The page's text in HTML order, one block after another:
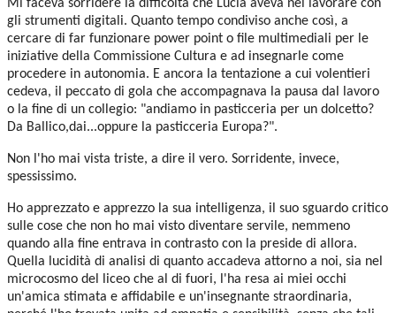
Mi faceva sorridere la difficoltà che Lucia aveva nel lavorare con
gli strumenti digitali. Quanto tempo condiviso anche così, a
cercare di far funzionare power point o file multimediali per le
iniziative della Commissione Cultura e ad insegnarle come
procedere in autonomia. E ancora la tentazione a cui volentieri
cedeva, il peccato di gola che accompagnava la pausa dal lavoro
o la fine di un collegio: "andiamo in pasticceria per un dolcetto?
Da Ballico,dai...oppure la pasticceria Europa?".
Non l'ho mai vista triste, a dire il vero. Sorridente, invece,
spessissimo.
Ho apprezzato e apprezzo la sua intelligenza, il suo sguardo critico
sulle cose che non ho mai visto diventare servile, nemmeno
quando alla fine entrava in contrasto con la preside di allora.
Quella lucidità di analisi di quanto accadeva attorno a noi, sia nel
microcosmo del liceo che al di fuori, l'ha resa ai miei occhi
un'amica stimata e affidabile e un'insegnante straordinaria,